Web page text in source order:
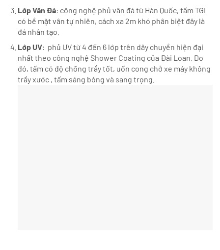
Lớp Vân Đá: công nghệ phủ vân đá từ Hàn Quốc, tấm TGI
có bề mặt vân tự nhiên, cách xa 2m khó phân biệt đây là
đá nhân tạo.
Lớp UV: phủ UV từ 4 đến 6 lớp trên dây chuyền hiện đại
nhất theo công nghệ Shower Coating của Đài Loan. Do
đó, tấm có độ chống trầy tốt, uốn cong chở xe máy không
trầy xước , tấm sáng bóng và sang trọng.